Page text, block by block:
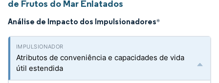
de Frutos do Mar Enlatados
Análise de Impacto dos Impulsionadores*
Atributos de conveniência e capacidades de vida
útil estendida